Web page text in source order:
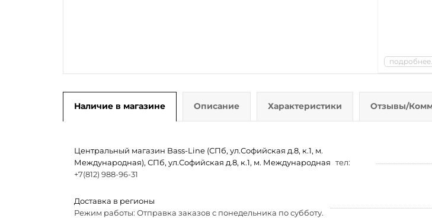
Наличие в магазине Описание Характеристики Отзывы/
Центральный магазин Bass-Line (СПб, ул.Софийская д.8, к.1, м.
Международная), СПб, ул.Софийская д.8, к.1, м. Международная тел:
+7(812) 988-96-31
Доставка в регионы
Режим работы: Отправка заказов с понедельника по субботу.